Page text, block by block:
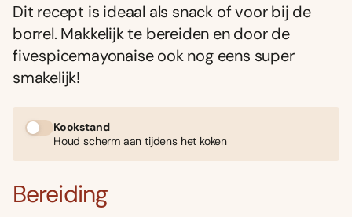
Dit recept is ideaal als snack of voor bij de
borrel. Makkelijk te bereiden en door de
fivespicemayonaise ook nog eens super
smakelijk!
Kookstand
Houd scherm aan tijdens het koken
Bereiding